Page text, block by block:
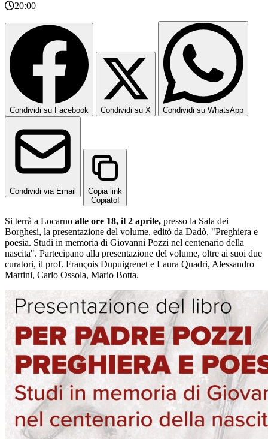
20:00
Condividi su Facebook Condividi su X Condividi su WhatsApp
Condividi via Email
Copia link
Copiato!
Si terrà a Locarno alle ore 18, il 2 aprile, presso la Sala dei
Borghesi, la presentazione del volume, editò da Dadò, "Preghiera e
poesia. Studi in memoria di Giovanni Pozzi nel centenario della
nascita". Partecipano alla presentazione del volume, oltre ai suoi due
curatori, il prof. François Dupuigrenet e Laura Quadri, Alessandro
Martini, Carlo Ossola, Mario Botta.